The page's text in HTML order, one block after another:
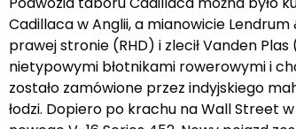
Cadillaca w Anglii, a mianowicie
prawej stronie (RHD) i zlecił Vanden
nietypowymi błotnikami rowerowymi i
zostało zamówione przez indyjskiego
łodzi. Dopiero po krachu na Wall Street